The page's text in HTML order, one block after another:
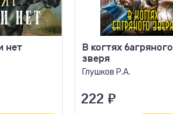
нет
В когтях багряного
зверя
Глушков Р.А.
222 ₽